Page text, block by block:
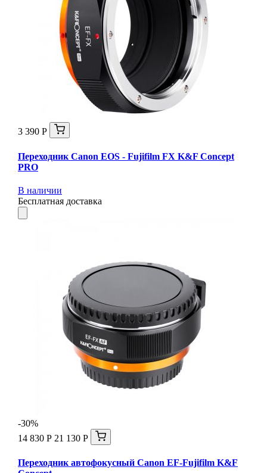
3 390 Р
Переходник Canon EOS - Fujifilm FX K&F Concept
PRO
В наличии
Бесплатная доставка
-30%
14 830 Р 21 130 Р
Переходник автофокусный Canon EF-Fujifilm K&F